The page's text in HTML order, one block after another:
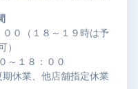
０（１８～１９時は予
）
～１８：００
休業、他店舗指定休業